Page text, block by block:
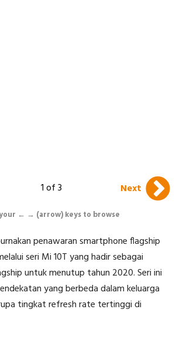
1 of 3 Next
← → (arrow) keys to browse
penawaran smartphone flagship
seri Mi 10T yang hadir sebagai
untuk menutup tahun 2020. Seri ini
yang berbeda dalam keluarga
tingkat refresh rate tertinggi di